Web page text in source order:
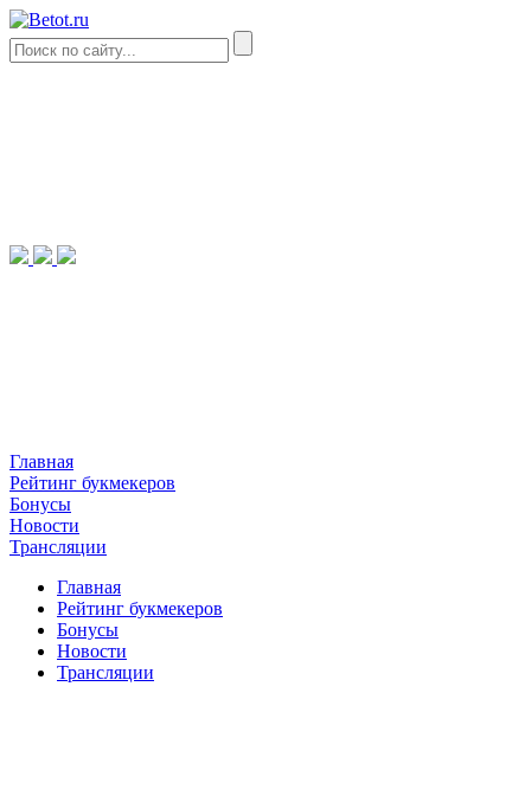
Главная
Рейтинг букмекеров
Бонусы
Новости
Трансляции
Главная
Рейтинг букмекеров
Бонусы
Новости
Трансляции